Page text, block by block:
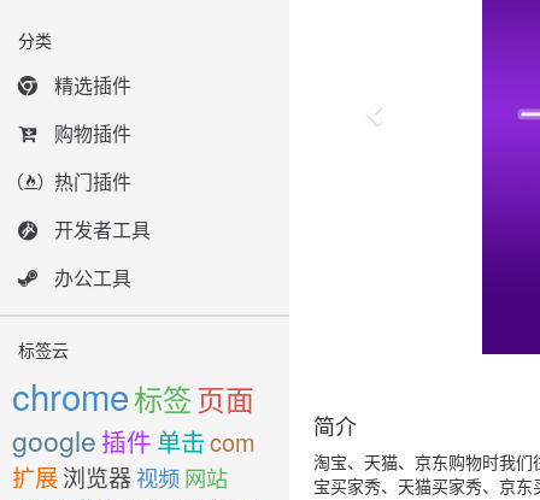
分类
精选插件
购物插件
热门插件
开发者工具
办公工具
标签云
chrome标签页面
google 插件 单击com
扩展浏览器 视频网站
简介
淘宝、天猫、京东购物时我
宝买家秀、天猫买家秀、京东